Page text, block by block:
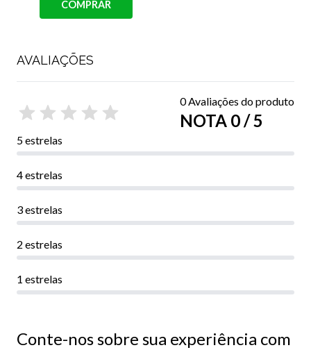
AVALIAÇÕES
0 Avaliações do produto
NOTA 0 / 5
5 estrelas
4 estrelas
3 estrelas
2 estrelas
1 estrelas
Conte-nos sobre sua experiência com